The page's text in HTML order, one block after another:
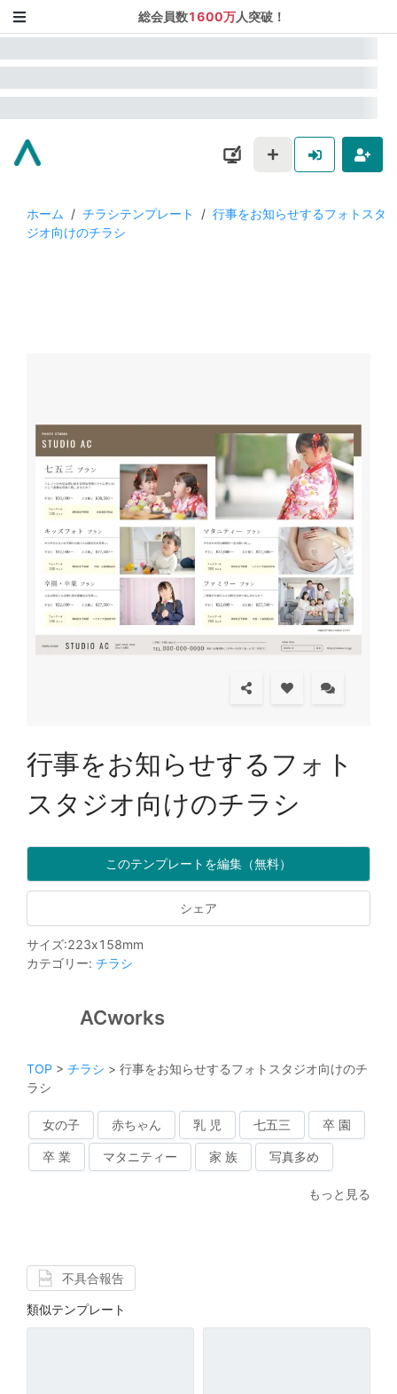
総会員数1600万人突破！
ホーム / チラシテンプレート / 行事をお知らせするフォトスタ
ジオ向けのチラシ
行事をお知らせするフォト
スタジオ向けのチラシ
このテンプレートを編集（無料）
シェア
サイズ:223x158mm
カテゴリー: チラシ
ACworks
TOP > チラシ > 行事をお知らせするフォトスタジオ向けのチ
ラシ
女の子 赤ちゃん 乳 児 七五三 卒 園
卒 業 マタニティー 家 族 写真多め
もっと見る
不具合報告
類似テンプレート